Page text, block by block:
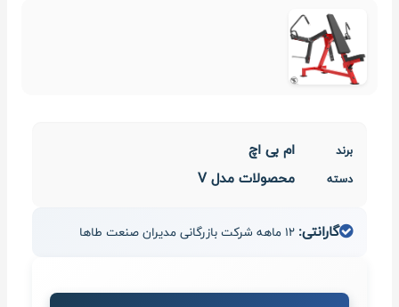
برند ام بی اچ
دسته محصولات مدل V
گارانتی: